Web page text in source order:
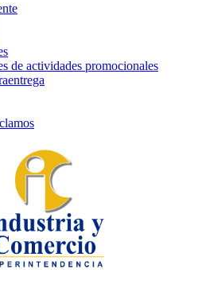
de actividades promocionales